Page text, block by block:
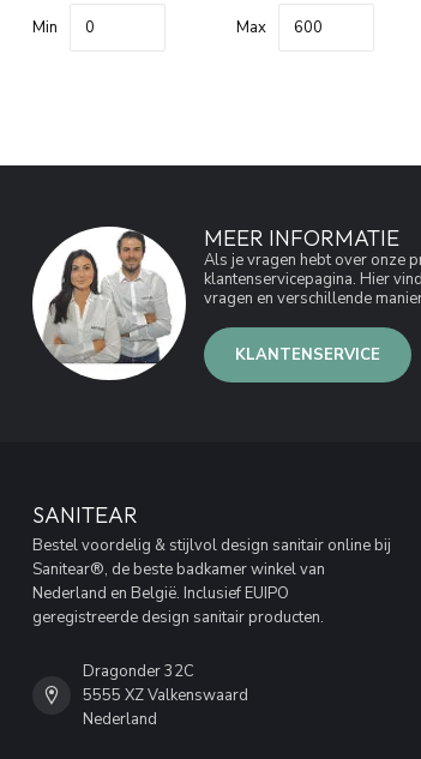
Min Max
MEER INFORMATIE
Als je vragen hebt over onze
klantenservicepagina. Hier
vragen en verschillende
KLANTENSERVICE
SANITEAR
Bestel voordelig & stijlvol design sanitair online bij
Sanitear®, de beste badkamer winkel van
Nederland en België. Inclusief EUIPO
geregistreerde design sanitair producten.
Dragonder 32C
5555 XZ Valkenswaard
Nederland